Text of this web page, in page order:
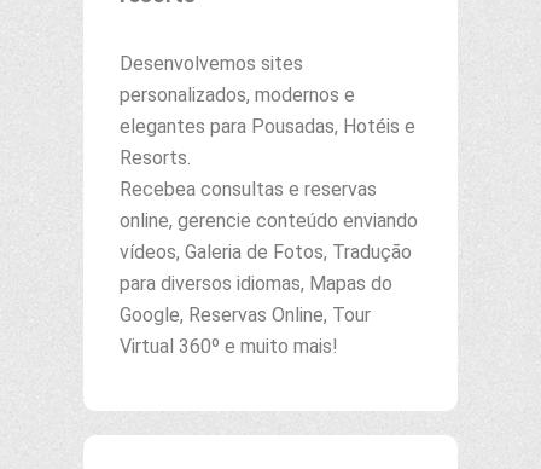
Desenvolvemos sites
personalizados, modernos e
elegantes para Pousadas, Hotéis e
Resorts.
Recebea consultas e reservas
online, gerencie conteúdo enviando
vídeos, Galeria de Fotos, Tradução
para diversos idiomas, Mapas do
Google, Reservas Online, Tour
Virtual 360º e muito mais!